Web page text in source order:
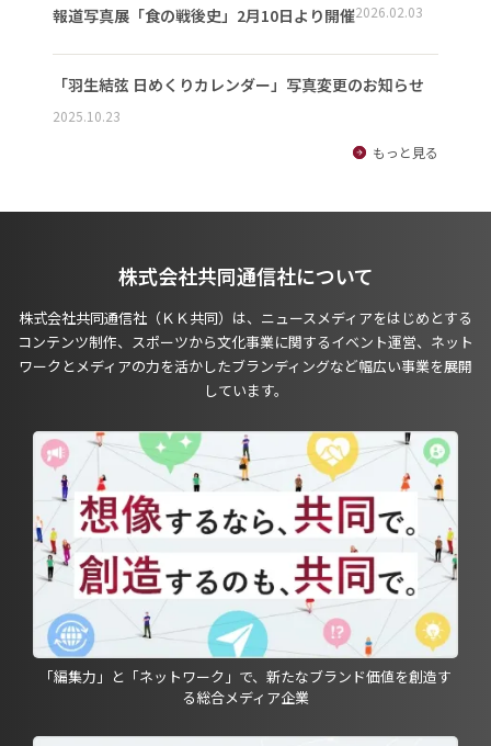
報道写真展「食の戦後史」2月10日より開催2026.02.03
「羽生結弦 日めくりカレンダー」写真変更のお知らせ
2025.10.23
もっと見る
株式会社共同通信社について
株式会社共同通信社（ＫＫ共同）は、ニュースメディアをはじめとする
コンテンツ制作、スポーツから文化事業に関するイベント運営、ネット
ワークとメディアの力を活かしたブランディングなど幅広い事業を展開
しています。
「編集力」と「ネットワーク」で、新たなブランド価値を創造す
る総合メディア企業